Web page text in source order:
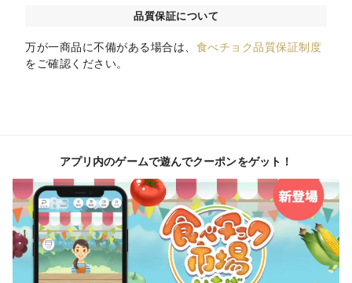
品質保証について
万が一商品に不備がある場合は、 食べチョク品質保証制度
をご確認ください。
アプリ内のゲームで遊んでクーポンをゲット！